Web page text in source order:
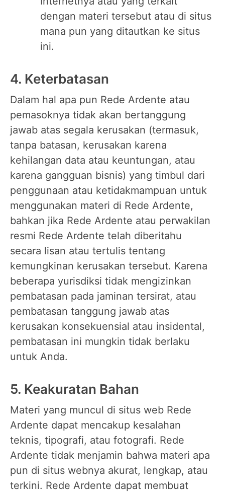
dengan materi tersebut atau di situs
mana pun yang ditautkan ke situs
ini.
4. Keterbatasan
Dalam hal apa pun Rede Ardente atau
pemasoknya tidak akan bertanggung
jawab atas segala kerusakan (termasuk,
tanpa batasan, kerusakan karena
kehilangan data atau keuntungan, atau
karena gangguan bisnis) yang timbul dari
penggunaan atau ketidakmampuan untuk
menggunakan materi di Rede Ardente,
bahkan jika Rede Ardente atau perwakilan
resmi Rede Ardente telah diberitahu
secara lisan atau tertulis tentang
kemungkinan kerusakan tersebut. Karena
beberapa yurisdiksi tidak mengizinkan
pembatasan pada jaminan tersirat, atau
pembatasan tanggung jawab atas
kerusakan konsekuensial atau insidental,
pembatasan ini mungkin tidak berlaku
untuk Anda.
5. Keakuratan Bahan
Materi yang muncul di situs web Rede
Ardente dapat mencakup kesalahan
teknis, tipografi, atau fotografi. Rede
Ardente tidak menjamin bahwa materi apa
pun di situs webnya akurat, lengkap, atau
terkini. Rede Ardente dapat membuat